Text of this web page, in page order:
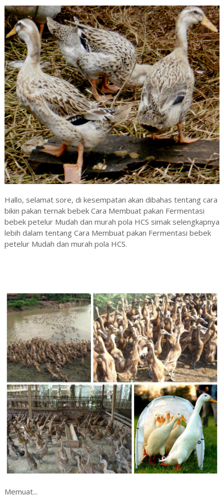
Hallo, selamat sore, di kesempatan akan dibahas tentang cara
bikin pakan ternak bebek Cara Membuat pakan Fermentasi
bebek petelur Mudah dan murah pola HCS simak selengkapnya
lebih dalam tentang Cara Membuat pakan Fermentasi bebek
petelur Mudah dan murah pola HCS.
Memuat...